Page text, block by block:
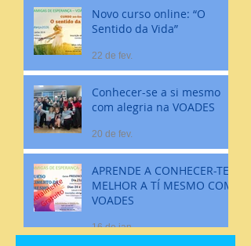
Novo curso online: “O
Sentido da Vida”
22 de fev.
Conhecer-se a si mesmo
com alegria na VOADES
20 de fev.
APRENDE A CONHECER-TE
MELHOR A TÍ MESMO COM
VOADES
16 de jan.